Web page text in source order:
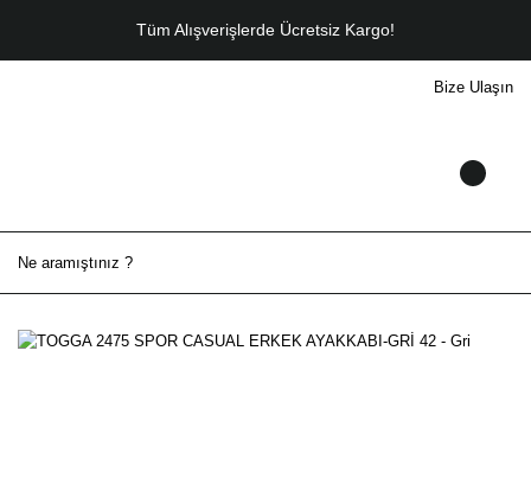
Tüm Alışverişlerde Ücretsiz Kargo!
Bize Ulaşın